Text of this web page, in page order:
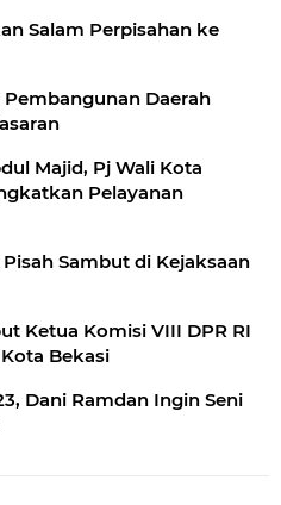
Salam Perpisahan ke
Daerah
Majid, Pj Wali Kota
Pelayanan
Sambut di Kejaksaan
Ketua Komisi VIII DPR RI
Bekasi
Dani Ramdan Ingin Seni